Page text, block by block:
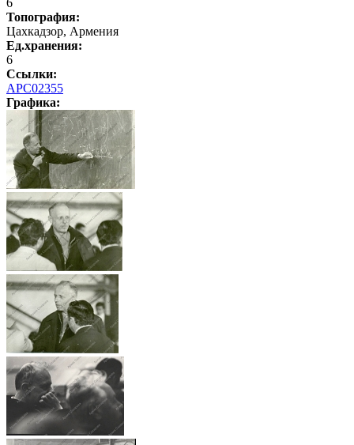
Топография:
Цахкадзор, Армения
Ед.хранения:
6
Ссылки:
АРС02355
Графика: